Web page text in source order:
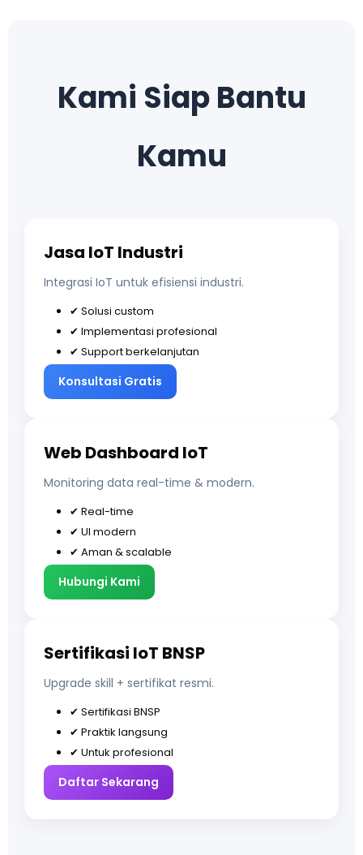
Kami Siap Bantu
Kamu
Jasa IoT Industri
Integrasi IoT untuk efisiensi industri.
✔ Solusi custom
✔ Implementasi profesional
✔ Support berkelanjutan
Konsultasi Gratis
Web Dashboard IoT
Monitoring data real-time & modern.
✔ Real-time
✔ UI modern
✔ Aman & scalable
Hubungi Kami
Sertifikasi IoT BNSP
Upgrade skill + sertifikat resmi.
✔ Sertifikasi BNSP
✔ Praktik langsung
✔ Untuk profesional
Daftar Sekarang